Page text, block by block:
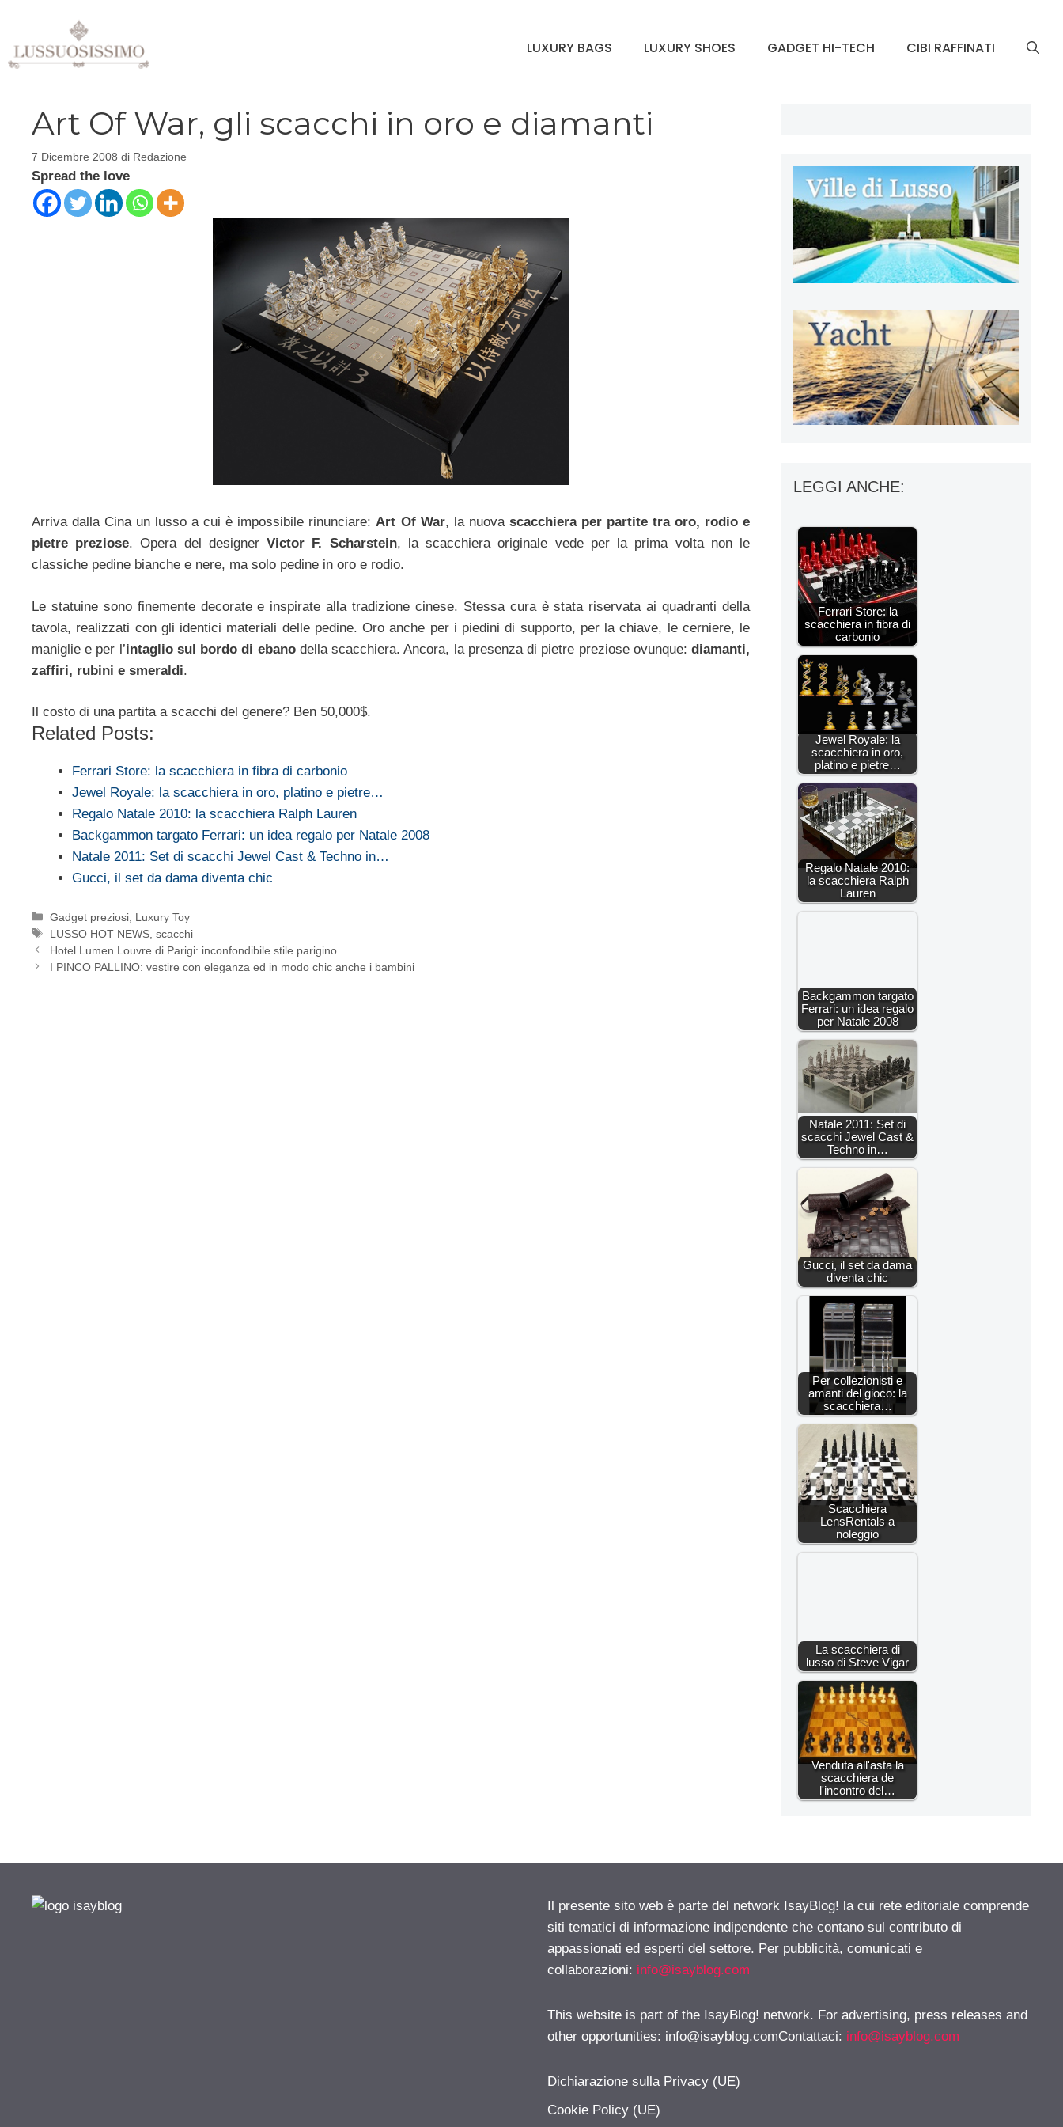
contenuto
LUXURY BAGS LUXURY SHOES GADGET HI-TECH CIBI RAFFINATI
Art Of War, gli scacchi in oro e diamanti
7 Dicembre 2008 di Redazione
Spread the love
Arriva dalla Cina un lusso a cui è impossibile rinunciare:Art Of War, la nuova scacchiera per partite tra oro, rodio e
pietre preziose. Opera del designerVictor F. Scharstein, la scacchiera originale vede per la prima volta non le
classiche pedine bianche e nere, ma solo pedine in oro e rodio.
Le statuine sono finemente decorate e inspirate alla tradizione cinese. Stessa cura è stata riservata ai quadranti della
tavola, realizzati con gli identici materiali delle pedine. Oro anche per i piedini di supporto, per la chiave, le cerniere, le
maniglie e per l’intaglio sul bordo di ebanodella scacchiera. Ancora, la presenza di pietre preziose ovunque:diamanti,
zaffiri, rubini e smeraldi.
Il costo di una partita a scacchi del genere? Ben 50,000$.
Related Posts:
Ferrari Store: la scacchiera in fibra di carbonio
Jewel Royale: la scacchiera in oro, platino e pietre…
Regalo Natale 2010: la scacchiera Ralph Lauren
Backgammon targato Ferrari: un idea regalo per Natale 2008
Natale 2011: Set di scacchi Jewel Cast & Techno in…
Gucci, il set da dama diventa chic
Categorie
Gadget preziosi Luxury Toy
Tag
LUSSO HOT NEWS ,scacchi
Hotel Lumen Louvre di Parigi: inconfondibile stile parigino
I PINCO PALLINO: vestire con eleganza ed in modo chic anche i bambini
LEGGI ANCHE:
Ferrari Store: la
scacchiera in fibra di
carbonio
Jewel Royale: la
scacchiera in oro,
platino e pietre…
Regalo Natale 2010:
la scacchiera Ralph
Lauren
Backgammon targato
Ferrari: un idea regalo
per Natale 2008
Natale 2011: Set di
scacchi Jewel Cast &
Techno in…
Gucci, il set da dama
diventa chic
Per collezionisti e
amanti del gioco: la
scacchiera…
Scacchiera
LensRentals a
noleggio
La scacchiera di
lusso di Steve Vigar
Venduta all'asta la
scacchiera de
l'incontro del…
Il presente sito web è parte del network IsayBlog! la cui rete editoriale comprende
siti tematici di informazione indipendente che contano sul contributo di
appassionati ed esperti del settore. Per pubblicità, comunicati e
collaborazioni: info@isayblog.com
This website is part of the IsayBlog! network. For advertising, press releases and
other opportunities: info@isayblog.comContattaci: info@isayblog.com
Dichiarazione sulla Privacy (UE)
Cookie Policy (UE)